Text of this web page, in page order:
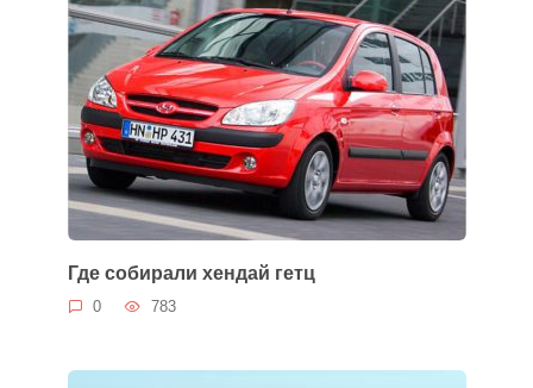
Где собирали хендай гетц
0 783